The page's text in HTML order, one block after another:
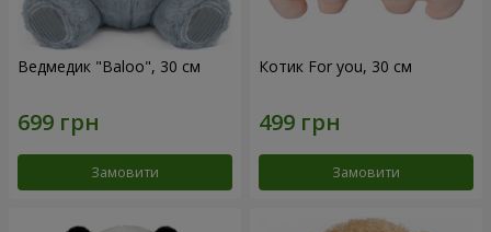
Ведмедик "Baloo", 30 см
Замовити
Котик For you, 30 см
Замовити